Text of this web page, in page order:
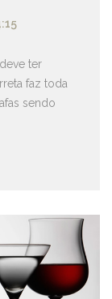
ter
faz toda
sendo